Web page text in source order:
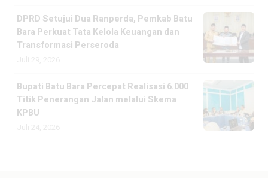
DPRD Setujui Dua Ranperda, Pemkab Batu
Bara Perkuat Tata Kelola Keuangan dan
Transformasi Perseroda
Bupati Batu Bara Percepat Realisasi 6.000
Titik Penerangan Jalan melalui Skema
KPBU